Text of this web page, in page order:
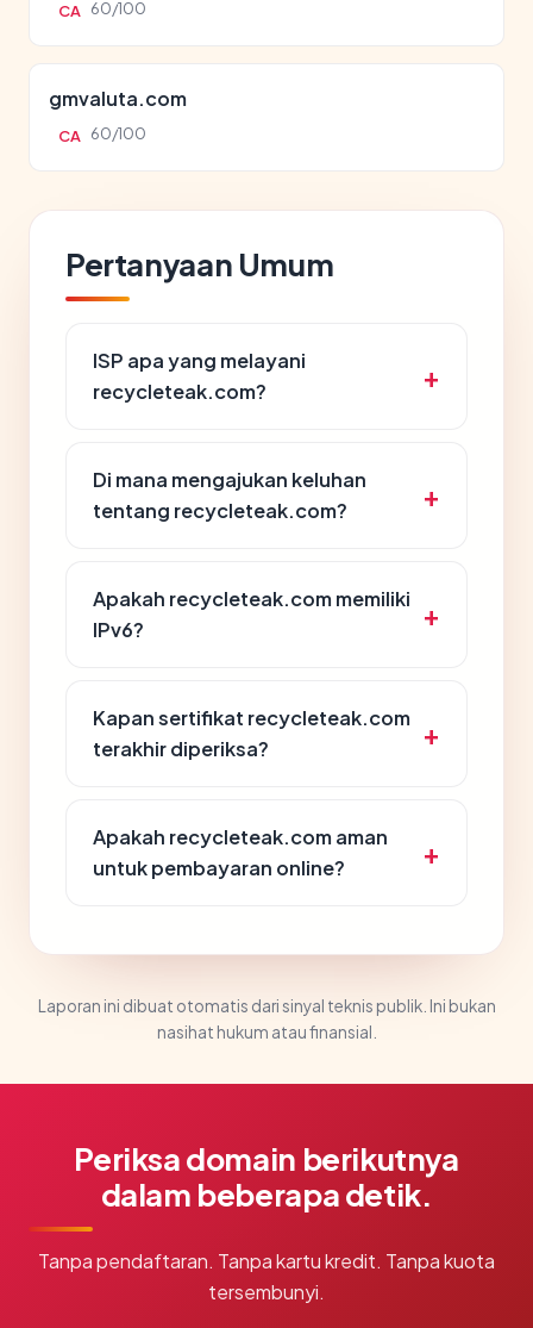
CA 60/100
gmvaluta.com
CA 60/100
Pertanyaan Umum
ISP apa yang melayani
recycleteak.com?
Di mana mengajukan keluhan
tentang recycleteak.com?
Apakah recycleteak.com memiliki
IPv6?
Kapan sertifikat recycleteak.com
terakhir diperiksa?
Apakah recycleteak.com aman
untuk pembayaran online?
Laporan ini dibuat otomatis dari sinyal teknis publik. Ini bukan
nasihat hukum atau finansial.
Periksa domain berikutnya
dalam beberapa detik.
Tanpa pendaftaran. Tanpa kartu kredit. Tanpa kuota
tersembunyi.